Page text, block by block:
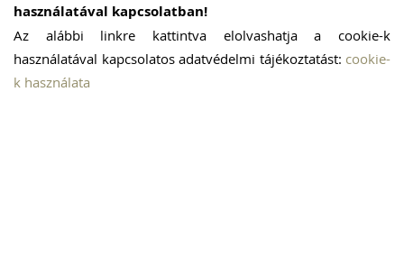
használatával kapcsolatban!
Az alábbi linkre kattintva elolvashatja a cookie-k
használatával kapcsolatos adatvédelmi tájékoztatást: cookie-
k használata